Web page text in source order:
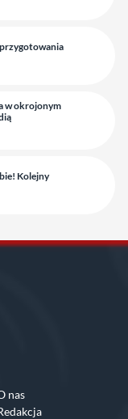
w okrojonym
Kolejny
nas